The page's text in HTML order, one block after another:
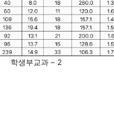
학생부교과 – 2